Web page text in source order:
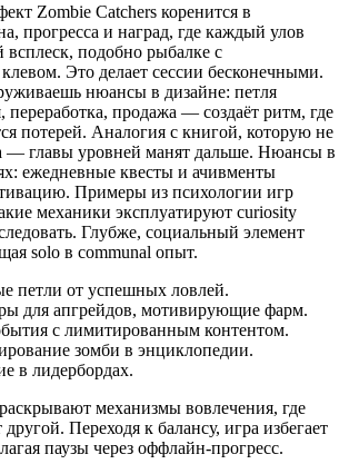
Zombie Catchers коренится в
прогресса и наград, где каждый улов
подобно рыбалке с
Это делает сессии бесконечными.
нюансы в дизайне: петля
продажа — создаёт ритм, где
потерей. Аналогия с книгой, которую не
— главы уровней манят дальше. Нюансы в
ежедневные квесты и ачивменты
Примеры из психологии игр
механики эксплуатируют curiosity
Глубже, социальный элемент
solo в communal опыт.
петли от успешных ловлей.
для апгрейдов, мотивирующие фарм.
с лимитированным контентом.
зомби в энциклопедии.
в лидербордах.
механизмы вовлечения, где
Переходя к балансу, игра избегает
паузы через оффлайн-прогресс.